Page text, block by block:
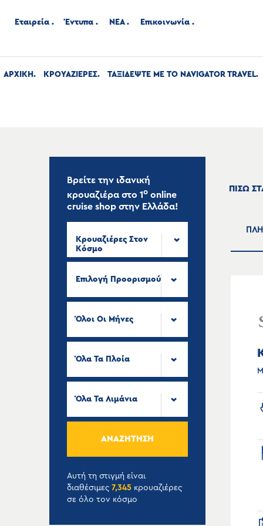
Εταιρεία Έντυπα ΝΕΑ Επικοινωνία
ΑΡΧΙΚΉ ΚΡΟΥΑΖΙΕΡΕΣ ΤΑΞΙΔΕΨΤΕ ΜΕ ΤΟ NAVIGATOR TRAVEL
Βρείτε την ιδανική
κρουαζιέρα στο 1ο online
cruise shop στην Ελλάδα!
Κρουαζιέρες Στον
Κόσμο
Επιλογή Προορισμού
Όλοι Οι Μήνες
Όλα Τα Πλοία
Όλα Τα Λιμάνια
ΑΝΑΖΉΤΗΣΗ
Αυτή τη στιγμή είναι
διαθέσιμες 7,345 κρουαζιέρες
σε όλο τον κόσμο
ΠΙΣΩ